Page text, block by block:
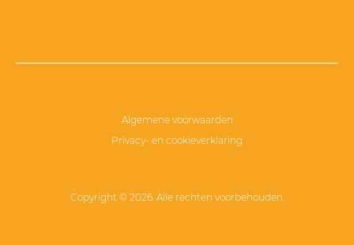
Algemene voorwaarden
Privacy- en cookieverklaring
Copyright © 2026. Alle rechten voorbehouden.